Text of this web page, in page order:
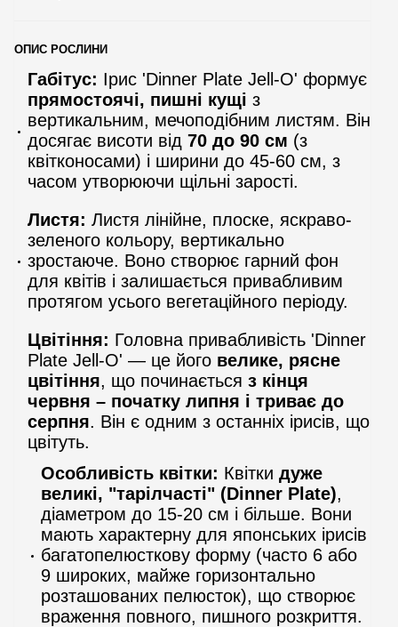
ОПИС РОСЛИНИ
Габітус: Ірис 'Dinner Plate Jell-O' формує
прямостоячі, пишні кущі з
вертикальним, мечоподібним листям. Він
досягає висоти від 70 до 90 см (з
квітконосами) і ширини до 45-60 см, з
часом утворюючи щільні зарості.
Листя: Листя лінійне, плоске, яскраво-
зеленого кольору, вертикально
зростаюче. Воно створює гарний фон
для квітів і залишається привабливим
протягом усього вегетаційного періоду.
Цвітіння: Головна привабливість 'Dinner
Plate Jell-O' — це його велике, рясне
цвітіння, що починається з кінця
червня – початку липня і триває до
серпня. Він є одним з останніх ірисів, що
цвітуть.
Особливість квітки: Квітки дуже
великі, "тарілчасті" (Dinner Plate),
діаметром до 15-20 см і більше. Вони
мають характерну для японських ірисів
багатопелюсткову форму (часто 6 або
9 широких, майже горизонтально
розташованих пелюсток), що створює
враження повного, пишного розкриття.